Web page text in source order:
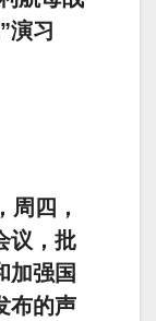
演习
周四，
议，批
加强国
布的声